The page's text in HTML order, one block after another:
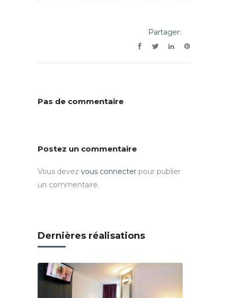
Partager:
Pas de commentaire
Postez un commentaire
Vous devez vous connecter pour publier
un commentaire.
Dernières réalisations